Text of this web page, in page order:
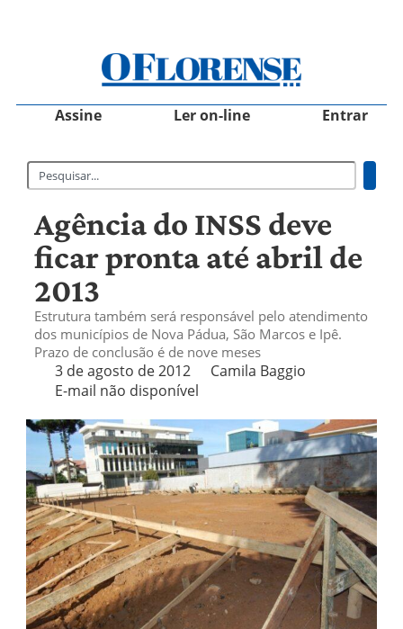
Assine Ler on-line Entrar
Agência do INSS deve
ficar pronta até abril de
2013
Estrutura também será responsável pelo atendimento
dos municípios de Nova Pádua, São Marcos e Ipê.
Prazo de conclusão é de nove meses
3 de agosto de 2012
Camila Baggio
E-mail não disponível